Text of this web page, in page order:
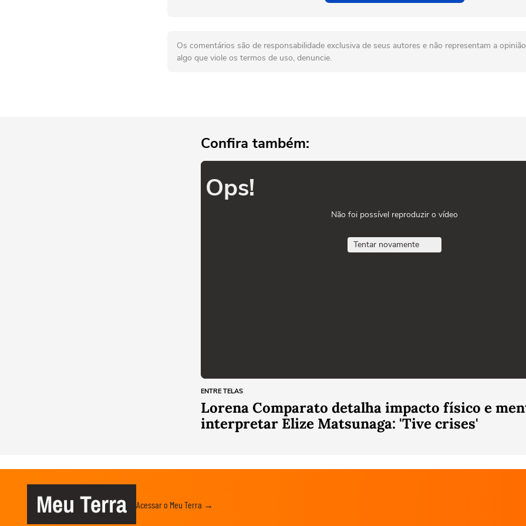
Os comentários são de responsabilidade exclusiva de seus autores e não representam a
algo que viole os termos de uso, denuncie.
Confira também:
Ops!
Não foi possível reproduzir o vídeo
Tentar novamente
ENTRE TELAS
Lorena Comparato detalha impacto físico e
interpretar Elize Matsunaga: 'Tive crises'
Meu Terra Acessar o Meu Terra →